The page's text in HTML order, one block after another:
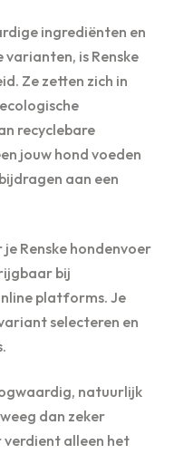
ingrediënten en
is Renske
Ze zetten zich in
recyclebare
jouw hond voeden
aan een
Renske hondenvoer
bij
platforms. Je
selecteren en
natuurlijk
dan zeker
verdient alleen het